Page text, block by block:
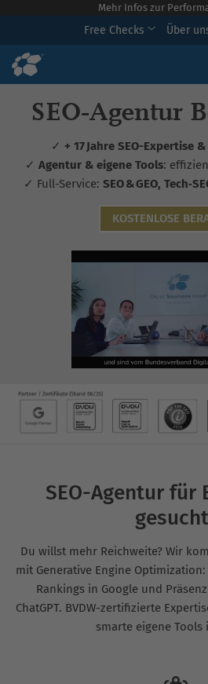
Mehr Infos zur
Free Checks Über
SEO‑Agentur
✓ + 17 Jahre SEO-Expertise
✓ Agentur & eigene Tools:
✓ Full-Service: SEO & GEO,
KOSTENLOSE
SEO-Agentur für
Du willst mehr Reichweite? Wir
mit Generative Engine
Rankings in Google und
ChatGPT. BVDW-zertifizierte
smarte eigene Tools